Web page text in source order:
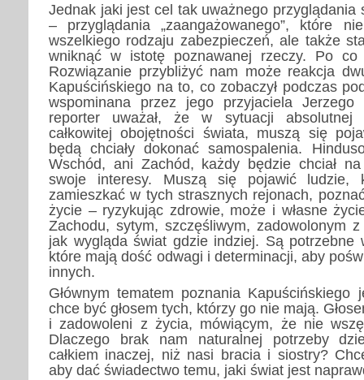
Jednak jaki jest cel tak uważnego przyglądania
– przyglądania „zaangażowanego”, które
wszelkiego rodzaju zabezpieczeń, ale także
wniknąć w istotę poznawanej rzeczy. Po
Rozwiązanie przybliżyć nam może reakcja
Kapuścińskiego na to, co zobaczył podczas
wspominana przez jego przyjaciela Jerzego
reporter uważał, że w sytuacji
całkowitej obojętności świata, muszą się
będą chciały dokonać samospalenia.
Wschód, ani Zachód, każdy będzie chciał
swoje interesy. Muszą się pojawić ludzie,
zamieszkać w tych strasznych rejonach,
życie – ryzykując zdrowie, może i własne
Zachodu, sytym, szczęśliwym, zadowolonym
jak wygląda świat gdzie indziej. Są potrzebne
które mają dość odwagi i determinacji, aby
innych.
Głównym tematem poznania
chce być głosem tych, którzy go nie mają.
i zadowoleni z życia, mówiącym, że nie
Dlaczego brak nam naturalnej potrzeby
całkiem inaczej, niż nasi bracia i siostry?
aby dać świadectwo temu, jaki świat jest